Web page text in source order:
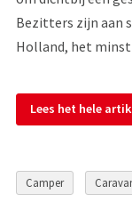
Bezitters zijn aan
Holland, het
Lees het hele
Camper